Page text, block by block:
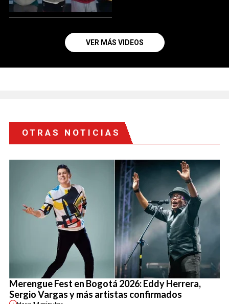
VER MÁS VIDEOS
OTRAS NOTICIAS
Merengue Fest en Bogotá 2026: Eddy Herrera,
Sergio Vargas y más artistas confirmados